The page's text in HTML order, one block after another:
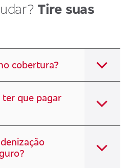
Tire suas
cobertura?
ter que pagar